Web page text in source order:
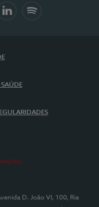
D. João VI, 100, Ria